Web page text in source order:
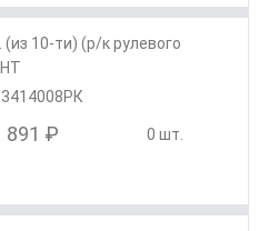
10-ти) (р/к рулевого
891 ₽ 0 шт.